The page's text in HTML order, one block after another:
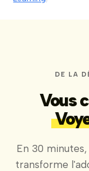
DE LA
Vous
En 30
transforme